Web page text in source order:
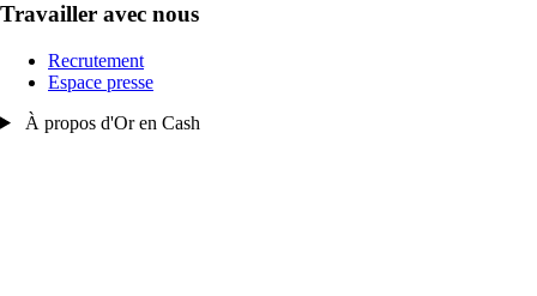
Travailler avec nous
Recrutement
Espace presse
À propos d'Or en Cash